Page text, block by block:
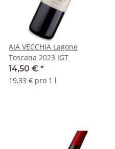
AIA VECCHIA Lagone
Toscana 2023 IGT
14,50 € *
19,33 € pro 1 l